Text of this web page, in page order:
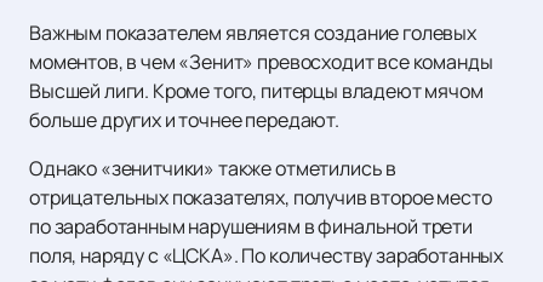
Важным показателем является создание голевых
моментов, в чем «Зенит» превосходит все команды
Высшей лиги. Кроме того, питерцы владеют мячом
больше других и точнее передают.
Однако «зенитчики» также отметились в
отрицательных показателях, получив второе место
по заработанным нарушениям в финальной трети
поля, наряду с «ЦСКА». По количеству заработанных